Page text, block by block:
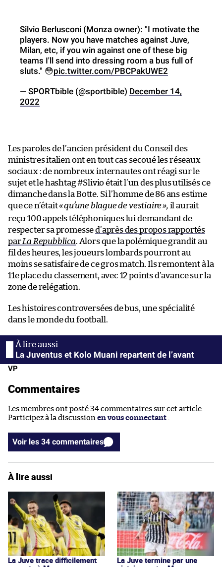
Silvio Berlusconi (Monza owner): "I motivate the
players. Now you have matches against Juve,
Milan, etc, if you win against one of these big
teams I'll send into dressing room a bus full of
sluts." 😳pic.twitter.com/PBCPakUWE2
— SPORTbible (@sportbible) December 14,
2022
Les paroles de l’ancien président du Conseil des
ministres italien ont en tout cas secoué les réseaux
sociaux : de nombreux internautes ont réagi sur le
sujet et le hashtag #Slivio était l’un des plus utilisés ce
dimanche dans la Botte. Si l’homme de 86 ans estime
que ce n’était«qu’une blague de vestiaire», il aurait
reçu 100 appels téléphoniques lui demandant de
respecter sa promessed’après des propos rapportés
parLa Repubblica. Alors que la polémique grandit au
fil des heures, les joueurs lombards pourront au
moins se satisfaire de ce gros match. Ils remontent à la
11e place du classement, avec 12 points d’avance sur la
zone de relégation.
Les histoires controversées de bus, une spécialité
dans le monde du football.
La Juventus et Kolo Muani repartent de l’avant
VP
Commentaires
Les membres ont posté 34 commentaires sur cet article.
Participez à la discussion en vous connectant
Voir les 34 commentaires
À lire aussi
La Juve trace difficilement
La Juve termine par une